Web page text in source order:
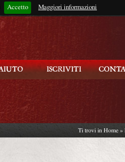
Accetto Maggiori informazioni
Rimani connesso?
Ti trovi in Home »